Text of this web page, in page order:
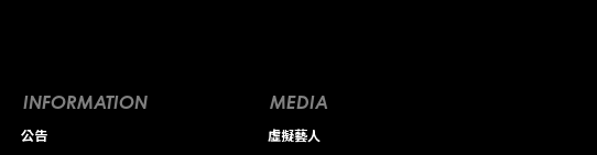
INFORMATION
公告
MEDIA
虛擬藝人